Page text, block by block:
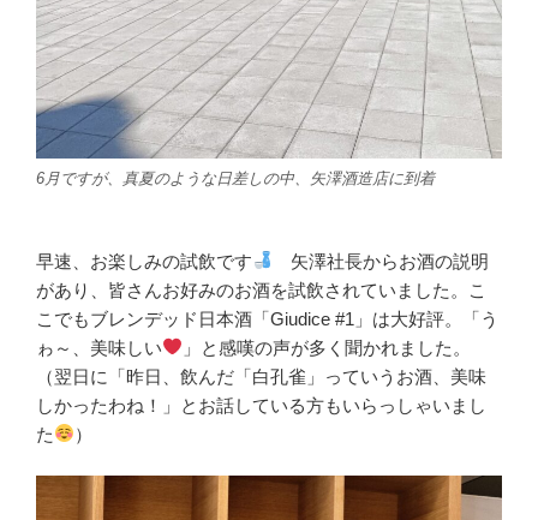
6月ですが、真夏のような日差しの中、矢澤酒造店に到着
早速、お楽しみの試飲です
矢澤社長からお酒の説明
があり、皆さんお好みのお酒を試飲されていました。こ
こでもブレンデッド日本酒「Giudice #1」は大好評。「う
ゎ～、美味しい
」と感嘆の声が多く聞かれました。
（翌日に「昨日、飲んだ「白孔雀」っていうお酒、美味
しかったわね！」とお話している方もいらっしゃいまし
た
）